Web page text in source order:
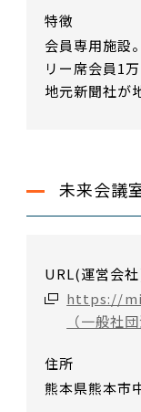
特徴
会員専用施設
リー席会員1
地元新聞社が
未来会議
URL(運営会
https://
（一般社
住所
熊本県熊本市